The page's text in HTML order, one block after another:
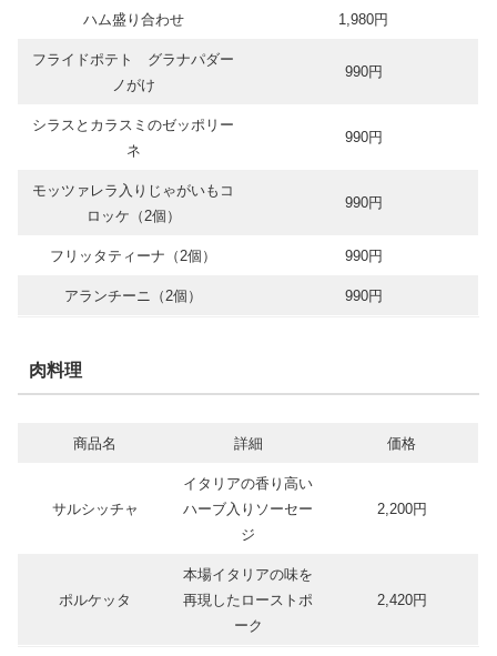
ハム盛り合わせ 1,980円
フライドポテト グラナパダー
ノがけ
990円
シラスとカラスミのゼッポリー
ネ
990円
モッツァレラ入りじゃがいもコ
ロッケ（2個）
990円
フリッタティーナ（2個） 990円
アランチーニ（2個） 990円
肉料理
商品名 詳細 価格
サルシッチャ
イタリアの香り高い
ハーブ入りソーセー
ジ
2,200円
ポルケッタ
本場イタリアの味を
再現したローストポ
ーク
2,420円